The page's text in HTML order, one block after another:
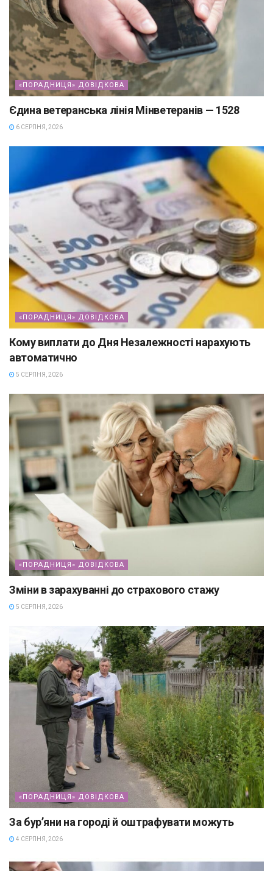
«ПОРАДНИЦЯ» ДОВІДКОВА
Єдина ветеранська лінія Мінветеранів — 1528
6 СЕРПНЯ, 2026
«ПОРАДНИЦЯ» ДОВІДКОВА
Кому виплати до Дня Незалежності нарахують
автоматично
5 СЕРПНЯ, 2026
«ПОРАДНИЦЯ» ДОВІДКОВА
Зміни в зарахуванні до страхового стажу
5 СЕРПНЯ, 2026
«ПОРАДНИЦЯ» ДОВІДКОВА
За бур’яни на городі й оштрафувати можуть
4 СЕРПНЯ, 2026